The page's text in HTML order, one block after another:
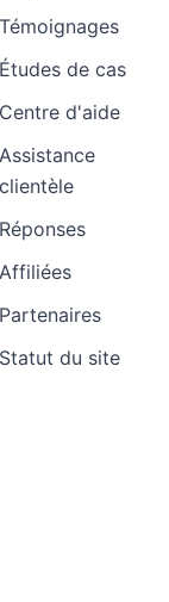
Témoignages
Études de cas
Centre d'aide
Assistance
clientèle
Réponses
Affiliées
Partenaires
Statut du site